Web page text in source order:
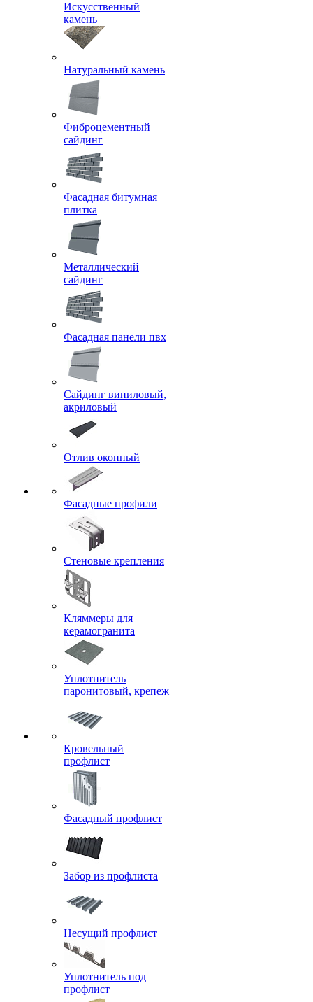
Искусственный
камень
Натуральный камень
Фиброцементный
сайдинг
Фасадная битумная
плитка
Металлический
сайдинг
Фасадная панели пвх
Сайдинг виниловый,
акриловый
Отлив оконный
Фасадные профили
Стеновые крепления
Кляммеры для
керамогранита
Уплотнитель
паронитовый, крепеж
Кровельный
профлист
Фасадный профлист
Забор из профлиста
Несущий профлист
Уплотнитель под
профлист